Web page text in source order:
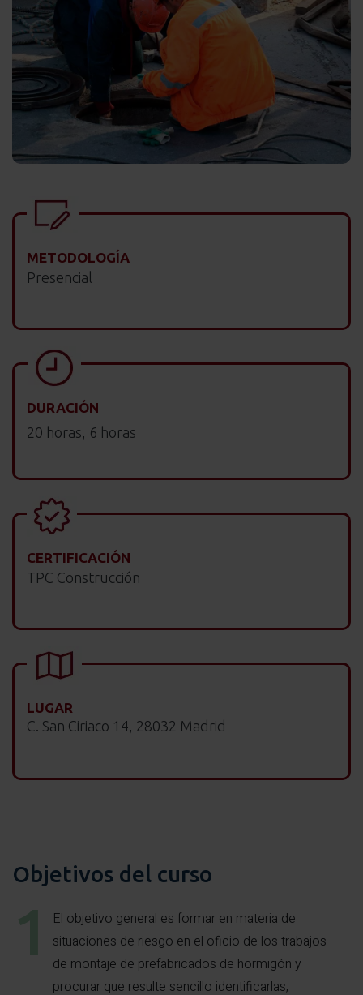
METODOLOGÍA
Presencial
DURACIÓN
20 horas, 6 horas
CERTIFICACIÓN
TPC Construcción
LUGAR
C. San Ciriaco 14, 28032 Madrid
Objetivos del curso
El objetivo general es formar en materia de
situaciones de riesgo en el oficio de los trabajos
de montaje de prefabricados de hormigón y
procurar que resulte sencillo identificarlas,